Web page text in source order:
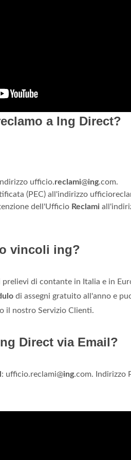
a Ing Direct?
ufficio.reclami@ing.com.
(PEC) all'indirizzo
dell'Ufficio Reclami
vincoli ing?
prelievi di contante in Italia e in
di assegni gratuito all'anno e
il nostro Servizio Clienti.
Direct via Email?